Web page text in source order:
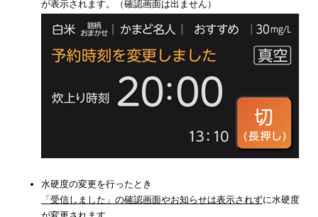
が表示されます。（確認画面は出ません）
水硬度の変更を行ったとき
「受信しました」の確認画面やお知らせは表示されずに水硬度